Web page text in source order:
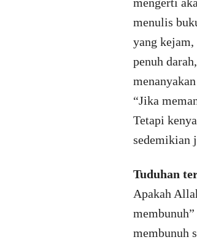
menulis
yang
penuh
“Jika
Tetapi
sedemikian
Tuduhan
Apakah
membunuh